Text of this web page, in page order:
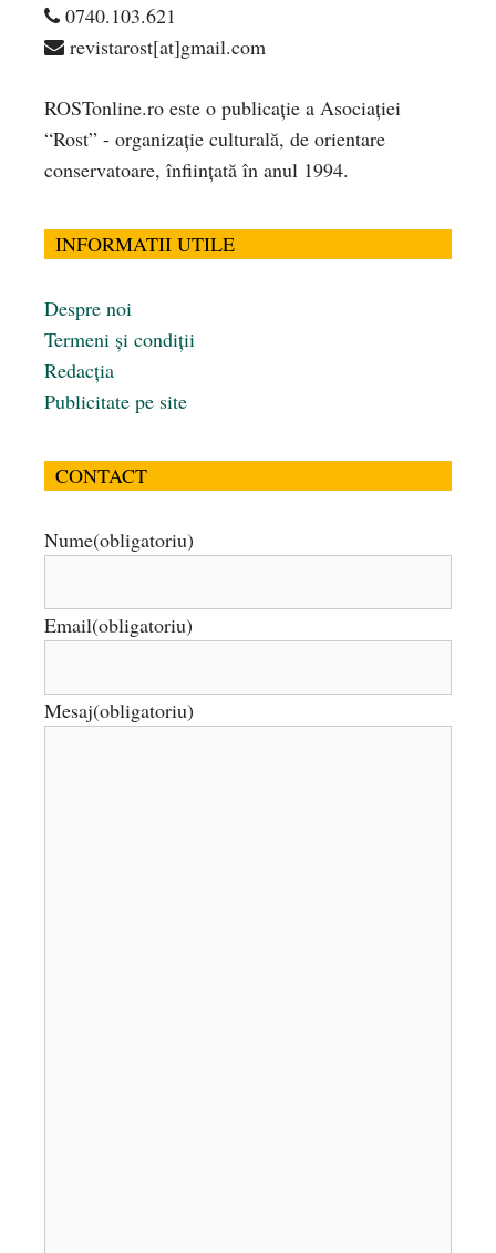
0740.103.621
revistarost[at]gmail.com
ROSTonline.ro este o publicaţie a Asociaţiei
“Rost” - organizaţie culturală, de orientare
conservatoare, înfiinţată în anul 1994.
INFORMATII UTILE
Despre noi
Termeni și condiții
Redacția
Publicitate pe site
CONTACT
Nume(obligatoriu)
Email(obligatoriu)
Mesaj(obligatoriu)